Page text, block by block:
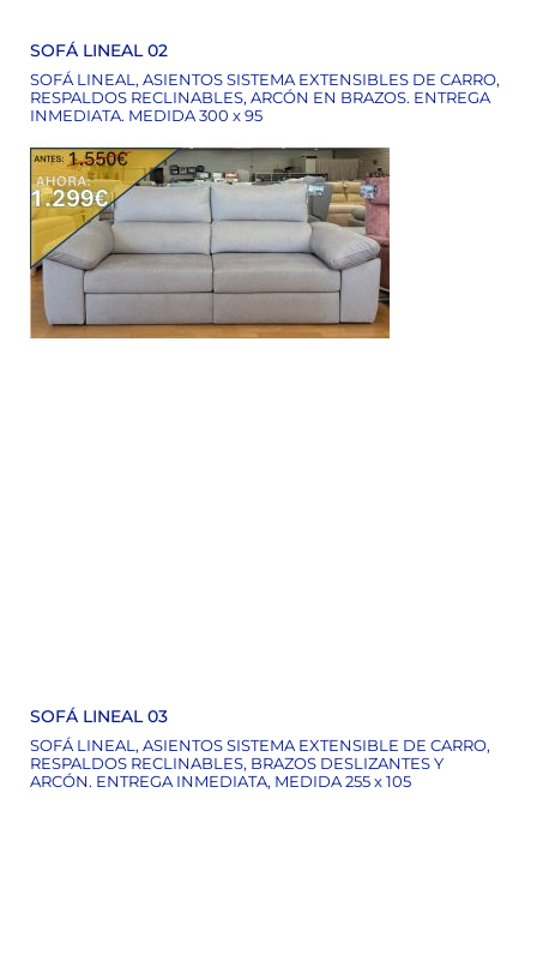
SOFÁ LINEAL 02
SOFÁ LINEAL, ASIENTOS SISTEMA EXTENSIBLES DE CARRO,
RESPALDOS RECLINABLES, ARCÓN EN BRAZOS. ENTREGA
INMEDIATA. MEDIDA 300 x 95
SOFÁ LINEAL 03
SOFÁ LINEAL, ASIENTOS SISTEMA EXTENSIBLE DE CARRO,
RESPALDOS RECLINABLES, BRAZOS DESLIZANTES Y
ARCÓN. ENTREGA INMEDIATA, MEDIDA 255 x 105